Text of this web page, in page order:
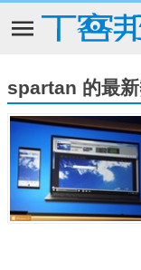
spartan 的最